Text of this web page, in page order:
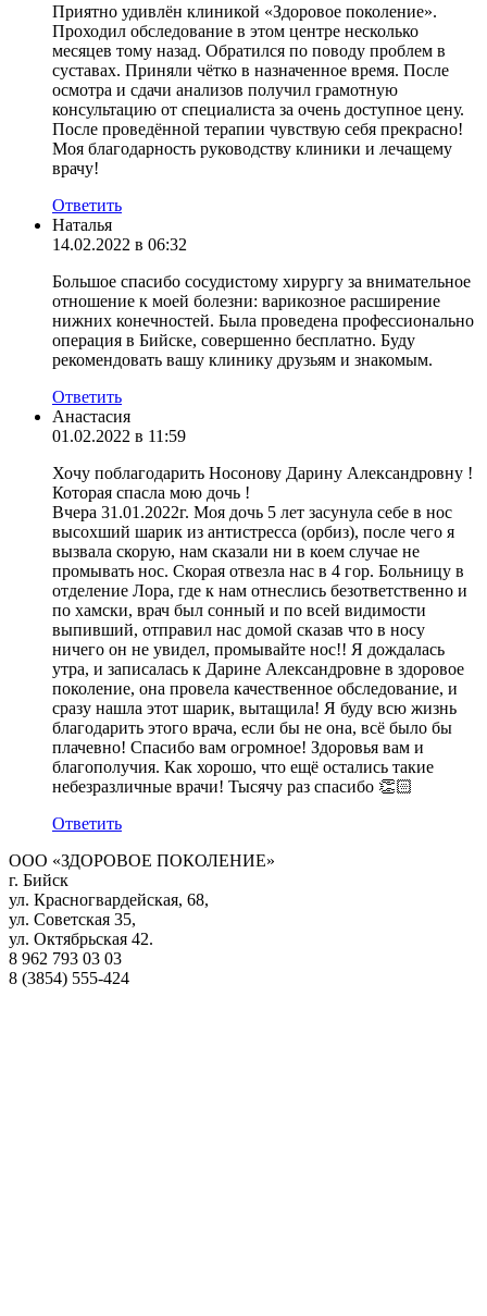
Приятно удивлён клиникой «Здоровое поколение».
Проходил обследование в этом центре несколько
месяцев тому назад. Обратился по поводу проблем в
суставах. Приняли чётко в назначенное время. После
осмотра и сдачи анализов получил грамотную
консультацию от специалиста за очень доступное цену.
После проведённой терапии чувствую себя прекрасно!
Моя благодарность руководству клиники и лечащему
врачу!
Ответить
Наталья
14.02.2022 в 06:32
Большое спасибо сосудистому хирургу за внимательное
отношение к моей болезни: варикозное расширение
нижних конечностей. Была проведена профессионально
операция в Бийске, совершенно бесплатно. Буду
рекомендовать вашу клинику друзьям и знакомым.
Ответить
Анастасия
01.02.2022 в 11:59
Хочу поблагодарить Носонову Дарину Александровну !
Которая спасла мою дочь !
Вчера 31.01.2022г. Моя дочь 5 лет засунула себе в нос
высохший шарик из антистресса (орбиз), после чего я
вызвала скорую, нам сказали ни в коем случае не
промывать нос. Скорая отвезла нас в 4 гор. Больницу в
отделение Лора, где к нам отнеслись безответственно и
по хамски, врач был сонный и по всей видимости
выпивший, отправил нас домой сказав что в носу
ничего он не увидел, промывайте нос!! Я дождалась
утра, и записалась к Дарине Александровне в здоровое
поколение, она провела качественное обследование, и
сразу нашла этот шарик, вытащила! Я буду всю жизнь
благодарить этого врача, если бы не она, всё было бы
плачевно! Спасибо вам огромное! Здоровья вам и
благополучия. Как хорошо, что ещё остались такие
небезразличные врачи! Тысячу раз спасибо 👏🏻
Ответить
ООО «ЗДОРОВОЕ ПОКОЛЕНИЕ»
г. Бийск
ул. Красногвардейская, 68,
ул. Советская 35,
ул. Октябрьская 42.
8 962 793 03 03
8 (3854) 555-424